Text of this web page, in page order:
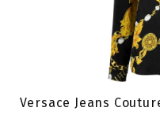
Versace Jeans